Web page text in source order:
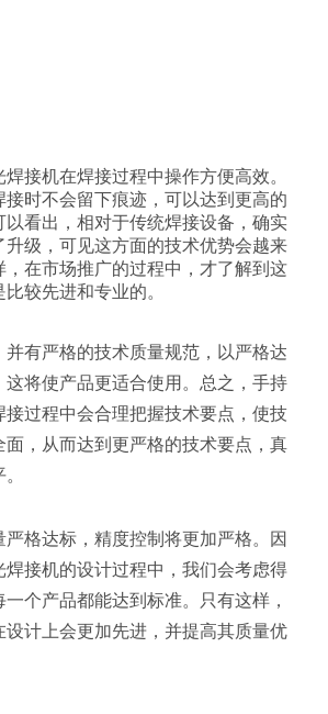
接机在焊接过程中操作方便高效。
接时不会留下痕迹，可以达到更高的
以看出，相对于传统焊接设备，确实
升级，可见这方面的技术优势会越来
，在市场推广的过程中，才了解到这
较先进和专业的。
并有严格的技术质量规范，以严格达
这将使产品更适合使用。总之，手持
接过程中会合理把握技术要点，使技
面，从而达到更严格的技术要点，真
严格达标，精度控制将更加严格。因
焊接机的设计过程中，我们会考虑得
个产品都能达到标准。只有这样，
设计上会更加先进，并提高其质量优